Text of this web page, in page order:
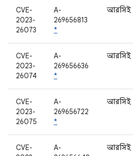
CVE-
2023-
26073
A-
269656813
*
আরসিই
CVE-
2023-
26074
A-
269656636
*
আরসিই
CVE-
2023-
26075
A-
269656722
*
আরসিই
CVE-
A-
আরসিই